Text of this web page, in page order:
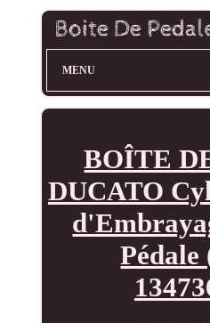
MENU
BOÎTE
DUCATO
Pédale